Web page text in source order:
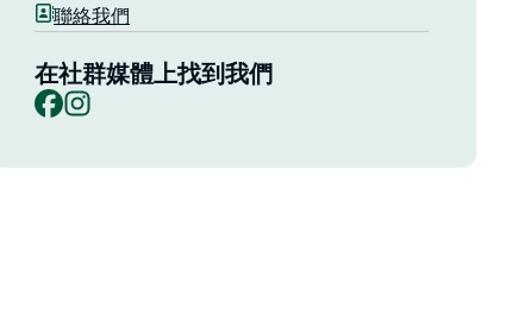
聯絡我們
在社群媒體上找到我們
Facebook